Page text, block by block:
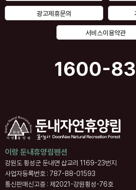
광고제휴문의
서비스이용약관
1600-
이랑 둔내휴양림펜션
강원도 횡성군 둔내면 삽교리 1169-23번지
사업자등록번호 : 787-88-01593
통신판매신고증 : 제2021-강원횡성-76호